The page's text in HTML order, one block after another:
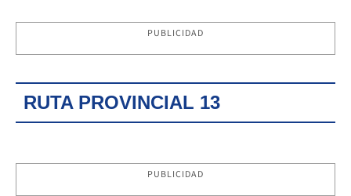
PUBLICIDAD
RUTA PROVINCIAL 13
PUBLICIDAD